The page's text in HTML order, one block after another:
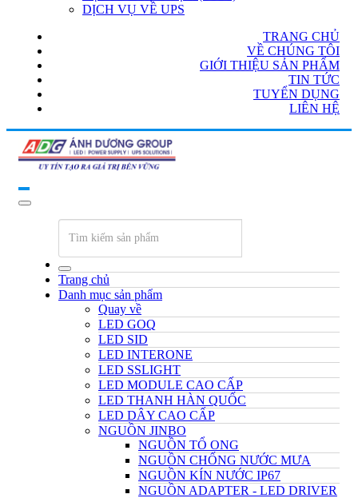
DỊCH VỤ VỀ UPS
TRANG CHỦ
VỀ CHÚNG TÔI
GIỚI THIỆU SẢN PHẨM
TIN TỨC
TUYỂN DỤNG
LIÊN HỆ
Trang chủ
Danh mục sản phẩm
Quay về
LED GOQ
LED SID
LED INTERONE
LED SSLIGHT
LED MODULE CAO CẤP
LED THANH HÀN QUỐC
LED DÂY CAO CẤP
NGUỒN JINBO
NGUỒN TỔ ONG
NGUỒN CHỐNG NƯỚC MƯA
NGUỒN KÍN NƯỚC IP67
NGUỒN ADAPTER - LED DRIVER